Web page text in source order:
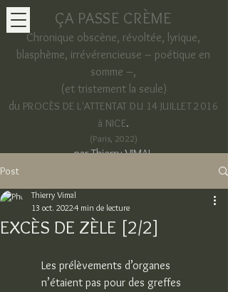
ÇA PASSE CRÈME
Chronique obscène, révoltée, lyrique,
blasphème, irrévérencieuse – poétique en
somme –,
(et tristement la seule)
du PROCÈS DE L'ATTENTAT DU 14 JUILLET 2016
à NICE.
(Paris, 2022)
par Thierry VIMAL
Post
EXCÈS DE ZÈLE [2/2]
Thierry Vimal
13 oct. 20224 min de lecture
Les prélèvements d’organes
n’étaient pas pour des greffes